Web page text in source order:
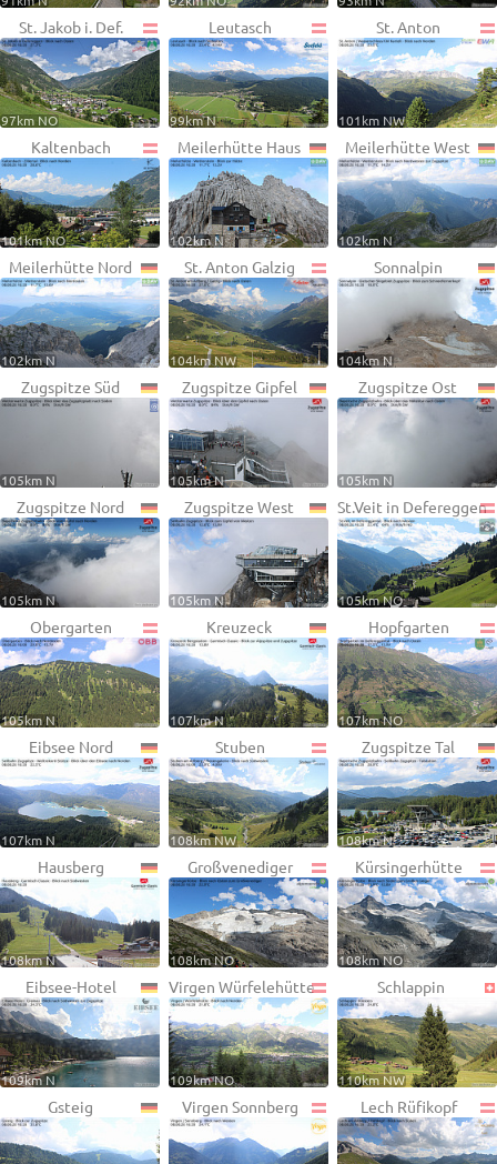
St. Jakob i. Def.
97km NO
Leutasch
99km N
St. Anton
101km NW
Kaltenbach
101km NO
Meilerhütte Haus
102km N
Meilerhütte West
102km N
Meilerhütte Nord
102km N
St. Anton Galzig
104km NW
Sonnalpin
104km N
Zugspitze Süd
105km N
Zugspitze Gipfel
105km N
Zugspitze Ost
105km N
Zugspitze Nord
105km N
Zugspitze West
105km N
St.Veit in Defereggen
105km NO
Obergarten
105km N
Kreuzeck
107km N
Hopfgarten
107km NO
Eibsee Nord
107km N
Stuben
108km NW
Zugspitze Tal
108km N
Hausberg
108km N
Großvenediger
108km NO
Kürsingerhütte
108km NO
Eibsee-Hotel
109km N
Virgen Würfelehütte
109km NO
Schlappin
110km NW
Gsteig Virgen Sonnberg Lech Rüfikopf